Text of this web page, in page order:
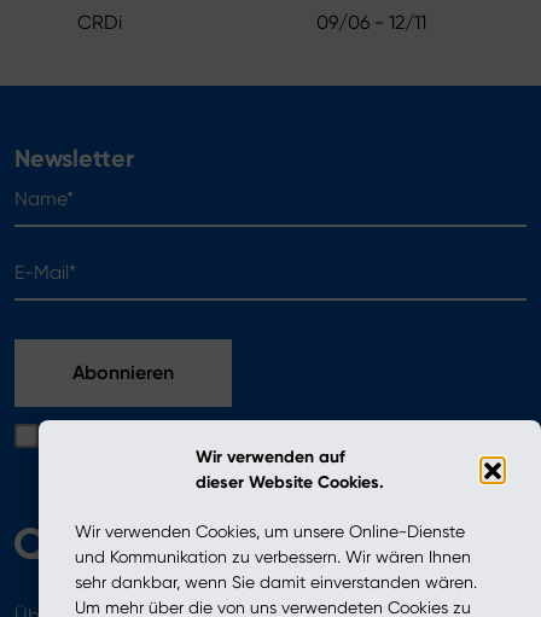
Wir verwenden auf
dieser Website Cookies.
Wir verwenden Cookies, um unsere Online-Dienste
und Kommunikation zu verbessern. Wir wären Ihnen
sehr dankbar, wenn Sie damit einverstanden wären.
Um mehr über die von uns verwendeten Cookies zu
CRDi
09/06 - 12/11
Newsletter
Ich bestätige, dass ich die in der Datenschutzerklärung
enthaltenen Bedingungen gelesen habe